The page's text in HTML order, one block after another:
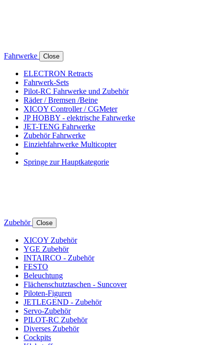
Fahrwerke Close
ELECTRON Retracts
Fahrwerk-Sets
Pilot-RC Fahrwerke und Zubehör
Räder / Bremsen /Beine
XICOY Controller / CGMeter
JP HOBBY - elektrische Fahrwerke
JET-TENG Fahrwerke
Zubehör Fahrwerke
Einziehfahrwerke Multicopter
Springe zur Hauptkategorie
Zubehör Close
XICOY Zubehör
YGE Zubehör
INTAIRCO - Zubehör
FESTO
Beleuchtung
Flächenschutztaschen - Suncover
Piloten-Figuren
JETLEGEND - Zubehör
Servo-Zubehör
PILOT-RC Zubehör
Diverses Zubehör
Cockpits